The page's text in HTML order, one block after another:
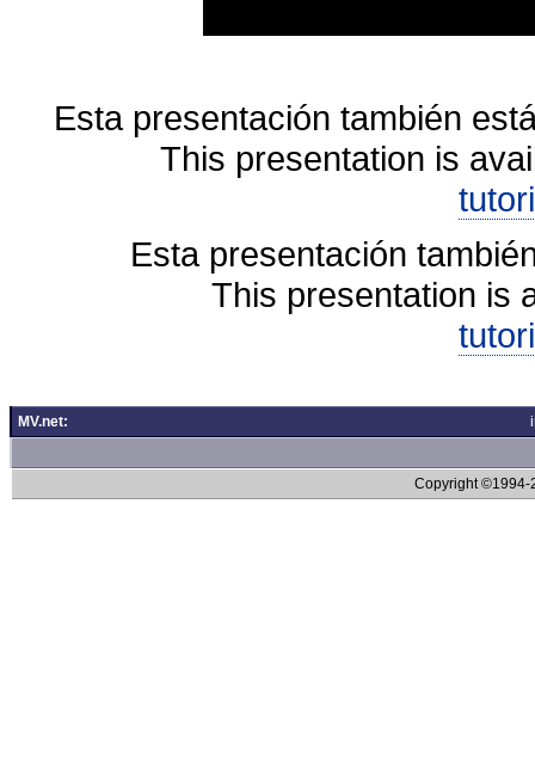
Esta presentación también
This presentation is
Esta presentación
This presentation is
MV.net:
Copyright ©1994-